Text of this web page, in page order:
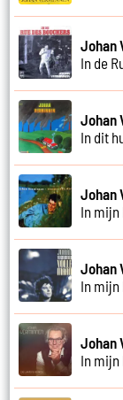
Johan
In de
Johan
In dit
Johan
In
Johan
In
Johan
In mijn